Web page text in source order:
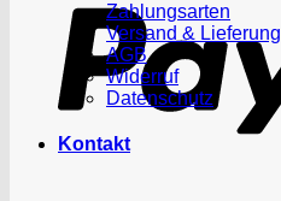
Zahlungsarten
Versand & Lieferung
AGB
Widerruf
Datenschutz
Kontakt